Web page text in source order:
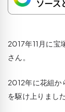
2017年11月に宝
さん。
2012年に花組か
を駆け上りました